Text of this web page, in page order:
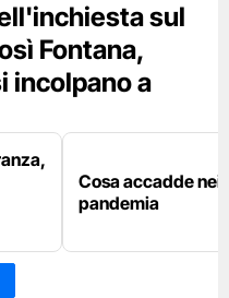
sul
Fontana,
incolpano a
Cosa accadde nei
pandemia